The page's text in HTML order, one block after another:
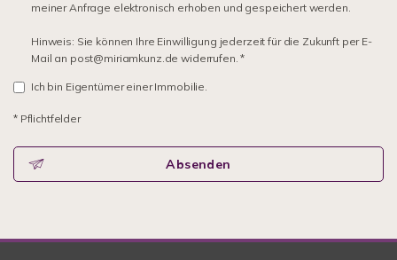
meiner Anfrage elektronisch erhoben und gespeichert werden.
Hinweis: Sie können Ihre Einwilligung jederzeit für die Zukunft per E-
Mail an post@miriamkunz.de widerrufen. *
Ich bin Eigentümer einer Immobilie.
* Pflichtfelder
Absenden